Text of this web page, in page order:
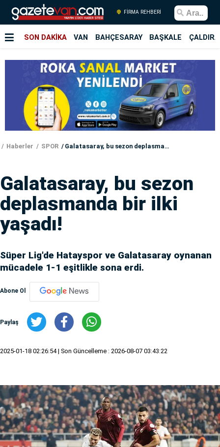
FİRMA REHBERİ
SON DAKİKA VAN BAHÇESARAY BAŞKALE
Haberler SPOR Galatasaray, bu sezon deplasmanda bir ilki yaşadı!
Galatasaray, bu sezon
deplasmanda bir ilki
yaşadı!
Süper Lig'de Hatayspor ve Galatasaray oynanan
mücadele 1-1 eşitlikle sona erdi.
Abone Ol
Paylaş
2025-01-18 02:26:54 | Son Güncelleme : 2026-08-07 03:43:22